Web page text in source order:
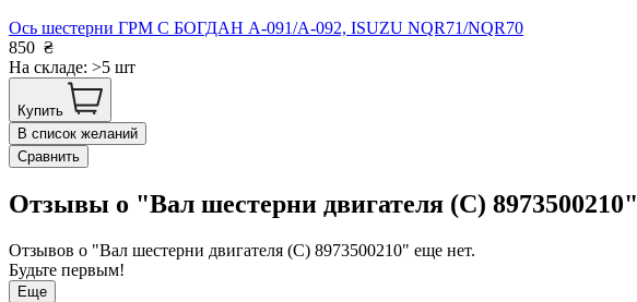
Ось шестерни ГРМ С БОГДАН А-091/А-092, ISUZU NQR71/NQR70
850 ₴
На складе: >5 шт
Купить
В список желаний
Сравнить
Отзывы о "Вал шестерни двигателя (С) 8973500210"
Отзывов о "Вал шестерни двигателя (С) 8973500210" еще нет.
Будьте первым!
Еще